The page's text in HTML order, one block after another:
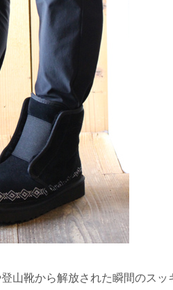
山靴から解放された瞬間のスッ